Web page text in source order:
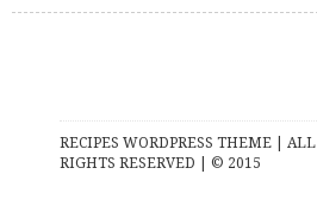
RECIPES WORDPRESS THEME | ALL
RIGHTS RESERVED | © 2015